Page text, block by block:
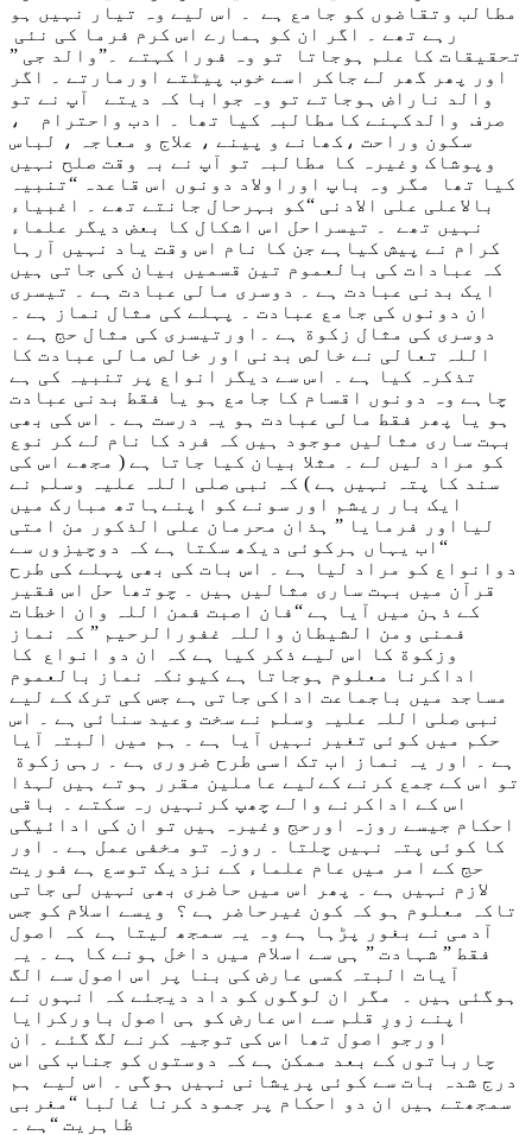
مطالب وتقاضوں کو جامع ہے ۔ اس لیے وہ تیار نہیں ہو
رہے تھے ۔ اگر ان کو ہمارے اس کرم فرما کی نئی
تحقیقات کا علم ہوجاتا تو وہ فورا کہتے ۔”والد جی ”
اور پھر گھر لے جاکر اسے خوب پیٹتے اورمارتے ۔ اگر
والد ناراض ہوجاتے تو وہ جوابا کہ دیتے آپ نے تو
صرف والدکہنے کامطالبہ کیا تھا ۔ ادب واحترام ،
سکون وراحت ،کھانے و پینے ، علاج و معاجہ ، لباس
وپوشاک وغیرہ کا مطالبہ تو آپ نے بہ وقت صلح نہیں
کیا تھا مگر وہ باپ اوراولاد دونوں اس قاعدہ “تنبیہ
بالاعلی علی الادنی “کو بہرحال جانتے تھے ۔ اغبیاء
نہیں تھے ۔ تیسراحل اس اشکال کا بعض دیگر علماء
کرام نے پیش کیاہے جن کا نام اس وقت یاد نہیں آرہا
کہ عبادات کی بالعموم تین قسمیں بیان کی جاتی ہیں
ایک بدنی عبادت ہے ۔ دوسری مالی عبادت ہے ۔ تیسری
ان دونوں کی جامع عبادت ۔ پہلے کی مثال نماز ہے ۔
دوسری کی مثال زکوة ہے ۔اورتیسری کی مثال حج ہے ۔
اللہ تعالی نے خالص بدنی اور خالص مالی عبادت کا
تذکرہ کیا ہے ۔ اس سے دیگر انواع پر تنبیہ کی ہے
چاہے وہ دونوں اقسام کا جامع ہو یا فقط بدنی عبادت
ہو یا پھر فقط مالی عبادت ہو یہ درست ہے ۔ اس کی بھی
بہت ساری مثالیں موجود ہیں کہ فرد کا نام لے کر نوع
کو مراد لیں لے ۔ مثلا بیان کیا جاتا ہے ( مجھے اس کی
سند کا پتہ نہیں ہے ) کہ نبی صلی اللہ علیہ وسلم نے
ایک بار ریشم اور سونے کو اپنےہاتھ مبارک میں
لیااور فرمایا ” ہذان محرمان علی الذکور من امتی
“اب یہاں ہرکوئی دیکھ سکتا ہے کہ دوچیزوں سے
دوانواع کو مراد لیا ہے ۔ اس بات کی بھی پہلے کی طرح
قرآن میں بہت ساری مثالیں ہیں ۔ چوتھا حل اس فقیر
کے ذہن میں آیا ہے “فان اصبت فمن اللہ وان اخطات
فمنی ومن الشیطان واللہ غفورالرحیم ” کہ نماز
وزکوة کا اس لیے ذکر کیا ہے کہ ان دو انواع کا
اداکرنا معلوم ہوجاتا ہے کیونکہ نماز بالعموم
مساجد میں باجماعت اداکی جاتی ہے جس کی ترک کے لیے
نبی صلی اللہ علیہ وسلم نے سخت وعید سنائی ہے ۔ اس
حکم میں کوئی تغیر نہیں آیا ہے ۔ ہم میں البتہ آیا
ہے ۔ اور یہ نماز اب تک اسی طرح ضروری ہے ۔ رہی زکوة
تو اس کے جمع کرنے کےلیے عاملین مقرر ہوتے ہیں لہذا
اس کے اداکرنے والے چھپ کرنہیں رہ سکتے ۔ باقی
احکام جیسے روزہ اورحج وغیرہ ہیں تو ان کی ادائیگی
کا کوئی پتہ نہیں چلتا ۔ روزہ تو مخفی عمل ہے ۔ اور
حج کے امر میں عام علماء کے نزدیک توسع ہے فوریت
لازم نہیں ہے ۔ پھر اس میں حاضری بھی نہیں لی جاتی
تاکہ معلوم ہو کہ کون غیرحاضر ہے ؟ ویسے اسلام کو جس
آدمی نے بغور پڑہا ہے وہ یہ سمجھ لیتا ہے کہ اصول
فقط ” شہادت ” ہی سے اسلام میں داخل ہونے کا ہے ۔ یہ
آیات البتہ کسی عارض کی بنا پر اس اصول سے الگ
ہوگئی ہیں ۔ مگر ان لوگوں کو داد دیجئے کہ انہوں نے
اپنے زورِ قلم سے اس عارض کو ہی اصول باورکرایا
اورجو اصول تھا اس کی توجیہ کرنے لگ گئے ۔ ان
چارباتوں کے بعد ممکن ہے کہ دوستوں کو جناب کی اس
درج شدہ بات سے کوئی پریشانی نہیں ہوگی ۔ اس لیے ہم
سمجھتے ہیں ان دو احکام پر جمود کرنا غالبا “مغربی
ظاہریت “ہے ۔